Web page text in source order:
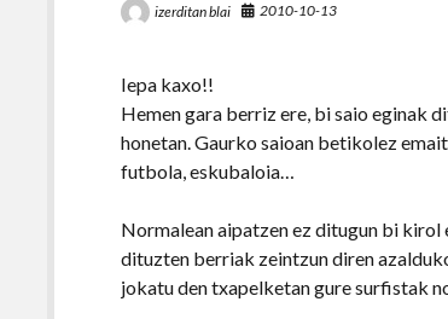
izerditan blai 2010-10-13
Iepa kaxo!!
Hemen gara berriz ere, bi saio eginak
honetan. Gaurko saioan betikolez
futbola, eskubaloia…
Normalean aipatzen ez ditugun bi kirol
dituzten berriak zeintzun diren
jokatu den txapelketan gure surfistak